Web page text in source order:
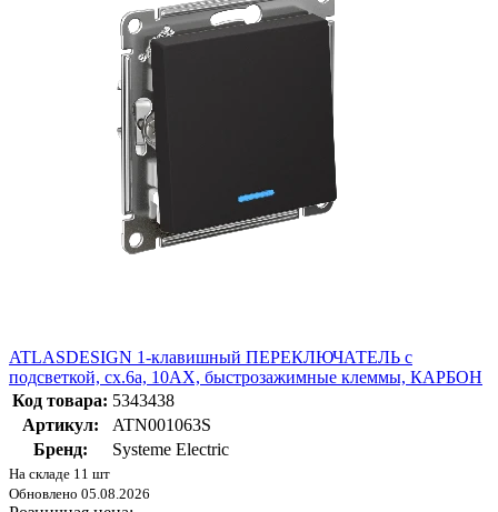
ATLASDESIGN 1-клавишный ПЕРЕКЛЮЧАТЕЛЬ с
подсветкой, сх.6а, 10АХ, быстрозажимные клеммы, КАРБОН
Код товара: 5343438
Артикул:
ATN001063S
Бренд:
Systeme Electric
На складе 11 шт
Обновлено 05.08.2026